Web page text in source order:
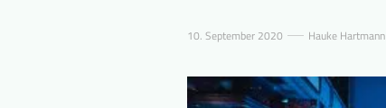
10. September 2020 Hauke Hartmann